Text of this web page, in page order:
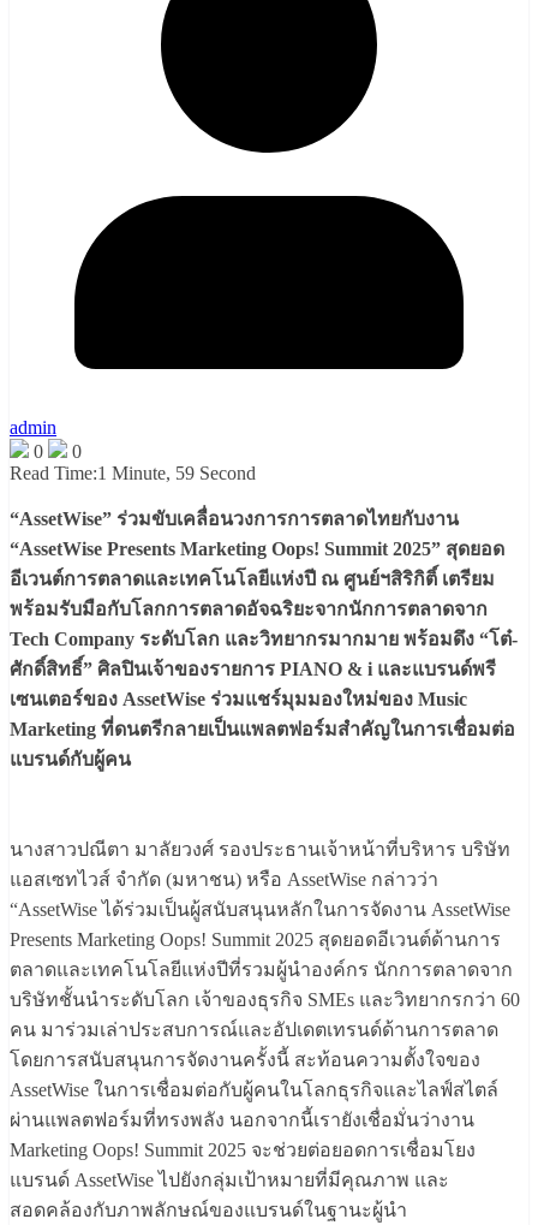
admin
0
0
Read Time:1 Minute, 59 Second
“AssetWise” ร่วมขับเคลื่อนวงการการตลาดไทยกับงาน
“AssetWise Presents Marketing Oops! Summit 2025” สุดยอด
อีเวนต์การตลาดและเทคโนโลยีแห่งปี ณ ศูนย์ฯสิริกิติ์ เตรียม
พร้อมรับมือกับโลกการตลาดอัจฉริยะจากนักการตลาดจาก
Tech Company ระดับโลก และวิทยากรมากมาย พร้อมดึง “โต๋-
ศักดิ์สิทธิ์” ศิลปินเจ้าของรายการ PIANO & i และแบรนด์พรี
เซนเตอร์ของ AssetWise ร่วมแชร์มุมมองใหม่ของ Music
Marketing ที่ดนตรีกลายเป็นแพลตฟอร์มสำคัญในการเชื่อมต่อ
แบรนด์กับผู้คน
นางสาวปณีตา มาลัยวงศ์ รองประธานเจ้าหน้าที่บริหาร บริษัท
แอสเซทไวส์ จำกัด (มหาชน) หรือ AssetWise กล่าวว่า
“AssetWise ได้ร่วมเป็นผู้สนับสนุนหลักในการจัดงาน AssetWise
Presents Marketing Oops! Summit 2025 สุดยอดอีเวนต์ด้านการ
ตลาดและเทคโนโลยีแห่งปีที่รวมผู้นำองค์กร นักการตลาดจาก
บริษัทชั้นนำระดับโลก เจ้าของธุรกิจ SMEs และวิทยากรกว่า 60
คน มาร่วมเล่าประสบการณ์และอัปเดตเทรนด์ด้านการตลาด
โดยการสนับสนุนการจัดงานครั้งนี้ สะท้อนความตั้งใจของ
AssetWise ในการเชื่อมต่อกับผู้คนในโลกธุรกิจและไลฟ์สไตล์
ผ่านแพลตฟอร์มที่ทรงพลัง นอกจากนี้เรายังเชื่อมั่นว่างาน
Marketing Oops! Summit 2025 จะช่วยต่อยอดการเชื่อมโยง
แบรนด์ AssetWise ไปยังกลุ่มเป้าหมายที่มีคุณภาพ และ
สอดคล้องกับภาพลักษณ์ของแบรนด์ในฐานะผู้นำ